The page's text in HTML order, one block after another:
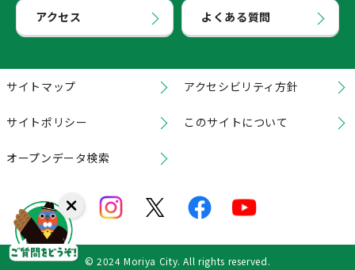
アクセス よくある質問
サイトマップ アクセシビリティ方針
サイトポリシー このサイトについて
オープンデータ検索
© 2024 Moriya City. All rights reserved.